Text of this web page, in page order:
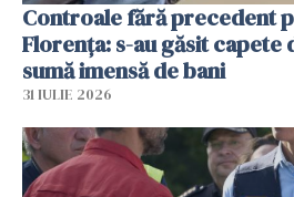
Controale fără precedent
Florența: s-au găsit capete
sumă imensă de bani
31 IULIE 2026